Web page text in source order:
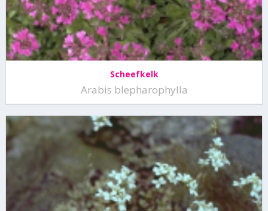
Scheefkelk
Arabis blepharophylla